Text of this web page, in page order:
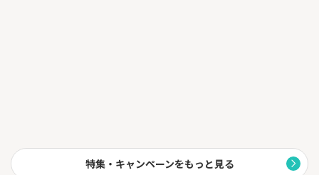
特集・キャンペーンをもっと見る